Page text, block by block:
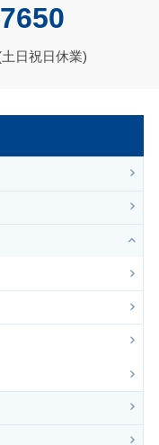
日祝日休業)